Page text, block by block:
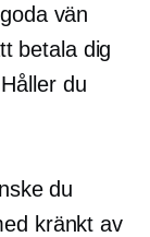
vän
betala dig
du
du
kränkt av